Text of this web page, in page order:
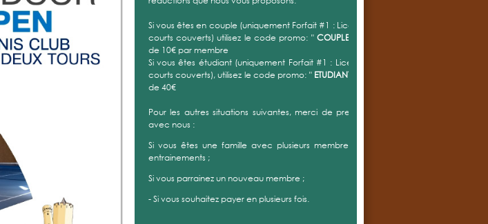
Si vous êtes en couple (uniquement Forfait #1 : Licence + Accès
courts couverts) utilisez le code promo: "COUPLE "
de 10€ par membre
Si vous êtes étudiant (uniquement Forfait #1 : Licence + Accès
courts couverts), utilisez le code promo: " ETUDIANT "
de 40€
Pour les autres situations suivantes, merci de prendre contact
avec nous :
Si vous êtes une famille avec plusieurs membres avec forfait
entrainements ;
Si vous parrainez un nouveau membre ;
- Si vous souhaitez payer en plusieurs fois.